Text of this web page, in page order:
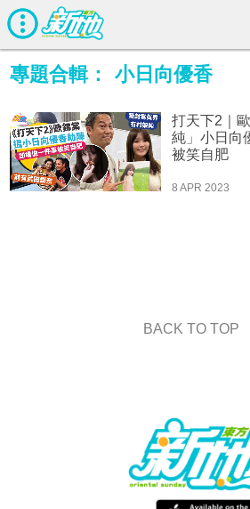
專題合輯： 小日向優香
打天下2｜
純」小日向
被笑自肥
8 APR 2023
BACK TO TOP